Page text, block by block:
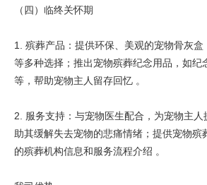
（四）临终关怀期
1. 殡葬产品：提供环保、美观的宠物骨灰
等多种选择；推出宠物殡葬纪念用品，如纪
等，帮助宠物主人留存回忆 。
2. 服务支持：与宠物医生配合，为宠物主
助其缓解失去宠物的悲痛情绪；提供宠物殡
的殡葬机构信息和服务流程介绍 。